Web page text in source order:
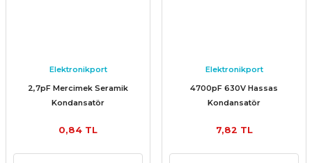
Elektronikport
2,7pF Mercimek Seramik
Kondansatör
0,84 TL
Elektronikport
4700pF 630V Hassas
Kondansatör
7,82 TL